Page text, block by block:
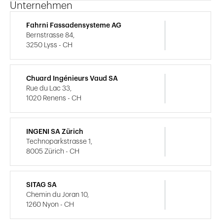
Unternehmen
Fahrni Fassadensysteme AG
Bernstrasse 84,
3250 Lyss - CH
Chuard Ingénieurs Vaud SA
Rue du Lac 33,
1020 Renens - CH
INGENI SA Zürich
Technoparkstrasse 1,
8005 Zürich - CH
SITAG SA
Chemin du Joran 10,
1260 Nyon - CH